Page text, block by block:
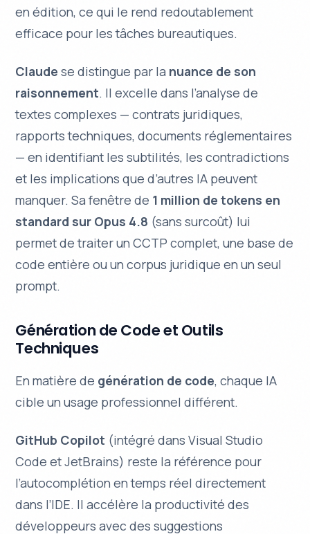
en édition, ce qui le rend redoutablement
efficace pour lestâches bureautiques.
Claude se distingue par la nuance de son
raisonnement. Il excelle dans l’analyse de
textes complexes — contrats juridiques,
rapports techniques, documents réglementaires
— en identifiant les subtilités, les contradictions
et les implications que d’autres IA peuvent
manquer. Sa fenêtre de 1 million de tokens en
standard sur Opus 4.8 (sans surcoût) lui
permet de traiter un CCTP complet, une base de
code entière ou un corpus juridique en un seul
prompt.
Génération de Code et Outils
Techniques
En matière de génération de code, chaque IA
cible un usage professionnel différent.
GitHub Copilot (intégré dans Visual Studio
Code et JetBrains) reste la référence pour
l’autocomplétion en temps réel directement
dans l’IDE. Il accélère la productivité des
développeurs avec des suggestions